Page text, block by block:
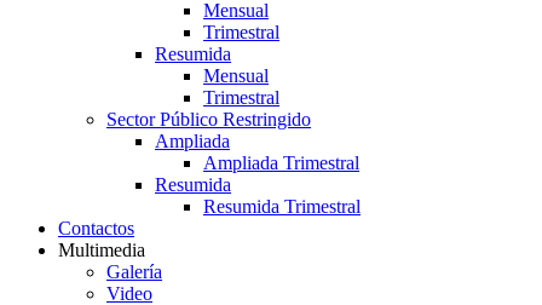
Mensual
Trimestral
Resumida
Mensual
Trimestral
Sector Público Restringido
Ampliada
Ampliada Trimestral
Resumida
Resumida Trimestral
Contactos
Multimedia
Galería
Video